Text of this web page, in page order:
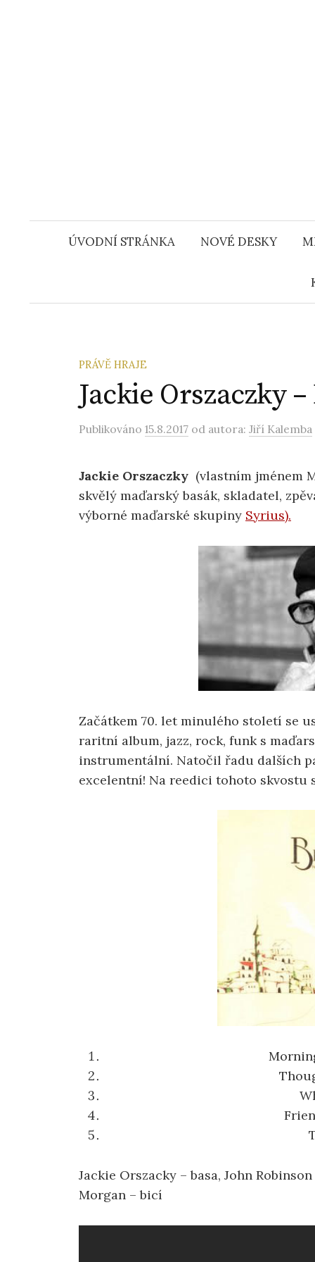
ÚVODNÍ STRÁNKA NOVÉ DESKY
PRÁVĚ HRAJE
Jackie Orszaczky
Publikováno 15.8.2017 od autora: Jiří Kalemba
Jackie Orszaczky (vlastním jménem
skvělý maďarský basák, skladatel,
výborné maďarské skupiny Syrius).
Začátkem 70. let minulého století se
raritní album, jazz, rock, funk s
instrumentální. Natočil řadu dalších
excelentní! Na reedici tohoto skvostu
Jackie Orszacky – basa, John
Morgan – bicí